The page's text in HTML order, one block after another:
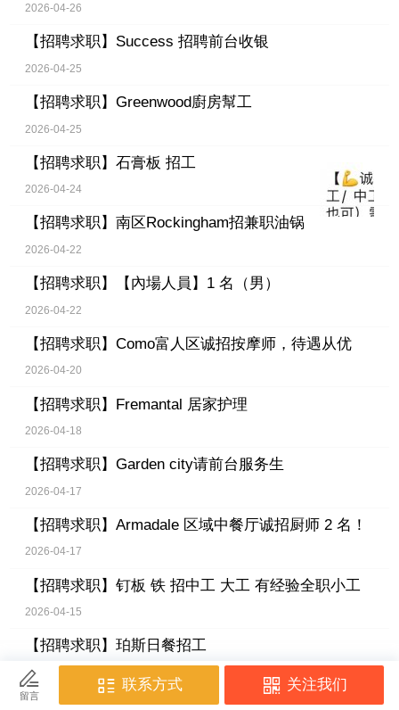
2026-04-26
【招聘求职】 Success 招聘前台收银
2026-04-25
【招聘求职】 Greenwood廚房幫工
2026-04-25
【招聘求职】 石膏板 招工
2026-04-24
【招聘求职】 南区Rockingham招兼职油锅
2026-04-22
【招聘求职】 【內場人員】1 名（男）
2026-04-22
【招聘求职】 Como富人区诚招按摩师，待遇从优
2026-04-20
【招聘求职】 Fremantal 居家护理
2026-04-18
【招聘求职】 Garden city请前台服务生
2026-04-17
【招聘求职】 Armadale 区域中餐厅诚招厨师 2 名！
2026-04-17
【招聘求职】 钉板 铁 招中工 大工 有经验全职小工
2026-04-15
【招聘求职】 珀斯日餐招工
2026-04-14
【招聘求职】Rockingham餐馆招工